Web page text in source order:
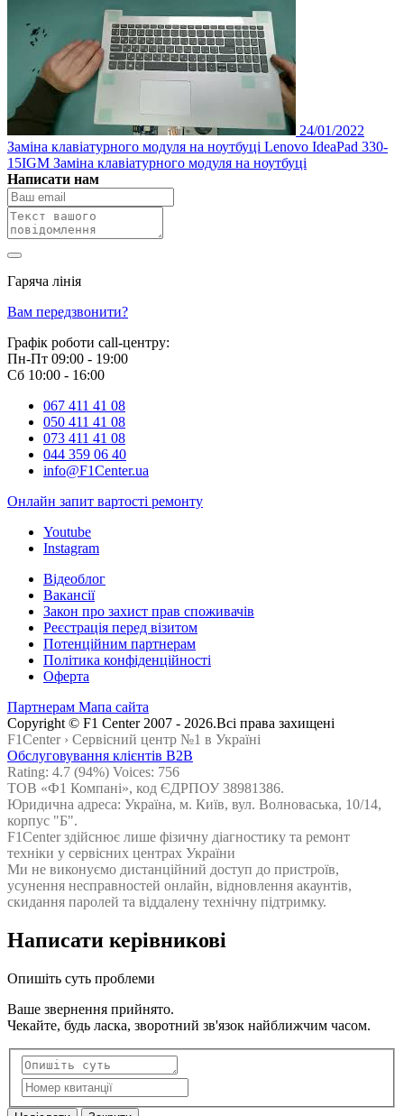
24/01/2022
Заміна клавіатурного модуля на ноутбуці Lenovo IdeaPad 330-
15IGM Заміна клавіатурного модуля на ноутбуці
Написати нам
Гаряча лінія
Вам передзвонити?
Графік роботи call-центру:
Пн-Пт 09:00 - 19:00
Сб 10:00 - 16:00
067 411 41 08
050 411 41 08
073 411 41 08
044 359 06 40
info@F1Center.ua
Онлайн запит вартостi ремонту
Youtube
Instagram
Відеоблог
Вакансії
Закон про захист прав споживачів
Реєстрація перед візитом
Потенційним партнерам
Політика конфіденційності
Оферта
Партнерам Мапа сайта
Сopyright © F1 Center 2007 - 2026.Всі права захищені
F1Center › Cервісний центр №1 в Україні
Обслуговування клієнтів B2B
Rating: 4.7 (94%) Voices: 756
ТОВ «Ф1 Компані», код ЄДРПОУ 38981386.
Юридична адреса: Україна, м. Київ, вул. Волноваська, 10/14,
корпус "Б".
F1Center здійснює лише фізичну діагностику та ремонт
техніки у сервісних центрах України
Ми не виконуємо дистанційний доступ до пристроїв,
усунення несправностей онлайн, відновлення акаунтів,
скидання паролей та віддалену технічну підтримку.
Написати керівникові
Опишіть суть проблеми
Ваше звернення прийнято.
Чекайте, будь ласка, зворотний зв'язок найближчим часом.